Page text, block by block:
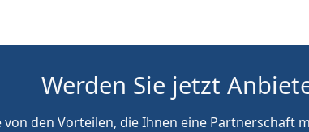
Werden Sie jetzt
von den Vorteilen, die Ihnen eine Partnerschaft